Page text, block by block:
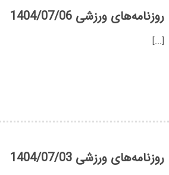
روزنامه‌های ورزشی 1404/07/06
[...]
روزنامه‌های ورزشی 1404/07/03